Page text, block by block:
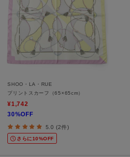
SHOO・LA・RUE
プリントスカーフ（65×65cm）
¥1,742
30%OFF
5.0 (2件)
さらに10%OFF